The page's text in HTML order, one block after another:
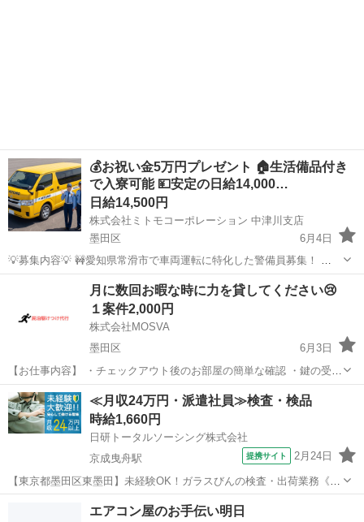
💰お祝い金5万円プレゼント 🏠生活備品付き
で入寮可能 💴安定の日給14,000…
日給14,500円
株式会社ミトモコーポレーション 中津川支店
墨田区
6月4日
💡募集内容💡 🚧愛知県常滑市で車両運転に特化した警備員募集！ 🏠
寮完備で即入寮OK 🔰未経験でも安心の研修体制 👩女性も安心して働
けます 👫カップル勤務応募も大歓迎 ✨安心して働ける環境で新生活を
スタートしません...
その他 Web
月に数回お暇な時に力を貸してください😢
１案件2,000円
株式会社MOSVA
墨田区
6月3日
【お仕事内容】 ・チェックアウト後のお部屋の簡単な確認 ・鍵の受け
渡しやサポート ・忘れ物やちょっとした設備トラブルの確認対応 特別
なスキルは必要ありません。未経験の方でも安心して始められるお仕
事です。 【募集...
東京 墨田区 その他 近隣
≪月収24万円・派遣社員≫検査・検品
時給1,660円
日研トータルソーシング株式会社
京成曳舟駅
提携サイト 2月24日
【東京都墨田区東墨田】未経験OK！ガラスびんの検査・出荷業務《お
仕事No.5A1224-JS》 お仕事について ガラスびんの検査・出荷業務で
す。製造されたガラスびんの不良品を除去、びんの種類に応じた検査
京成曳舟駅 その他
エアコン屋のお手伝い明日